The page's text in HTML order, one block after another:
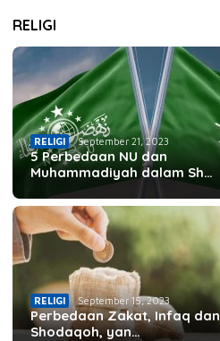
RELIGI
RELIGI September 21, 2023
5 Perbedaan NU dan
Muhammadiyah dalam Sh…
RELIGI September 15, 2023
Perbedaan Zakat, Infaq dan
Shodaqoh, yan…